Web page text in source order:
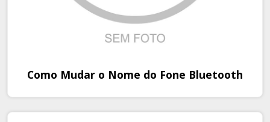
Como Mudar o Nome do Fone Bluetooth